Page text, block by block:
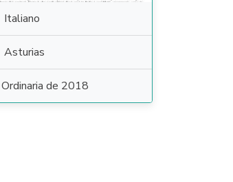
Italiano
Asturias
Ordinaria de 2018